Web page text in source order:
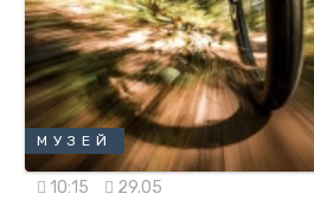
МУЗЕЙ
10:15 29.05